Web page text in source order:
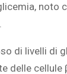
di livelli di
delle